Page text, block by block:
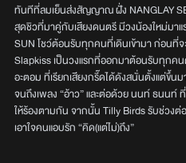
ทันทีที่ลมเย็นส่งสัญญาณ ฝั่ง NANGLAY
สุดชิวที่มาคู่กับเสียงดนตรี มีวงน้องใหม่มาแ
SUN โชว์ต้อนรับทุกคนที่เดินเข้ามา ก่อนที่จ
Slapkiss เป็นวงแรกที่ออกมาต้อนรับทุกค
อะตอม ที่เรียกเสียงกรี๊ดได้ดังสนั่นตั้งแต่ขึ้น
จนถึงเพลง “อ้าว” และต่อด้วย นนท์ ธนนท์
ให้ร้องตามกัน จากนั้น Tilly Birds รับช่วงต่
เอาใจคนแอบรัก “คิด(แต่ไม่)ถึง”